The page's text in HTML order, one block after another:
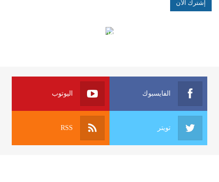
الهياكل الخاضعة لقانون النفاذ إلى المعلومة
الفايسبوك اليوتوب
تويتر RSS